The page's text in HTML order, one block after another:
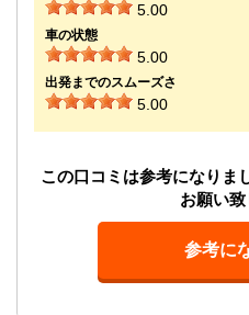
5.00
車の状態
5.00
出発までのスムーズさ
5.00
この口コミは参考になりま
お願い致
参考に